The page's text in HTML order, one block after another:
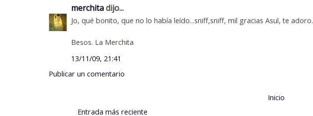
merchitadijo...
Jo, qué bonito, que no lo había leído...sniff,sniff, mil gracias Asul, te adoro.
Besos. La Merchita
13/11/09, 21:41
Publicar un comentario
Entrada más reciente
Inicio